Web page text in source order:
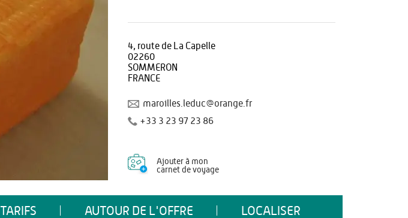
4, route de La Capelle
02260
SOMMERON
FRANCE
maroilles.leduc@orange.fr
+33 3 23 97 23 86
Ajouter à mon
carnet de voyage
TARIFS AUTOUR DE L'OFFRE LOCALISER